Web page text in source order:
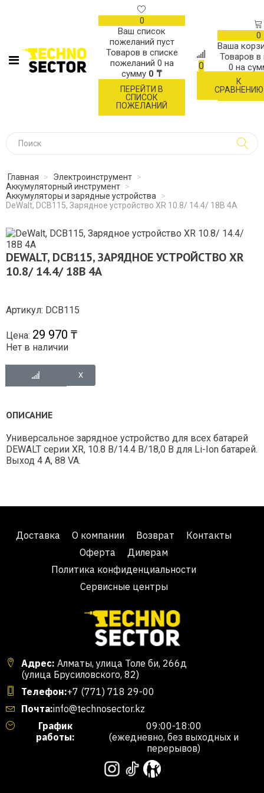
0
Ваш список
пожеланий пуст
Товаров в списке
пожеланий 0 на
сумму 0 ₸
ПЕРЕЙТИ В
СПИСОК
ПОЖЕЛАНИЙ
0
К
СРАВНЕНИЮ
0
Ваша
Товаров в
0 на
Главная > Электроинструмент >
Аккумуляторный инструмент >
Аккумуляторы и зарядные устройства
>
DeWalt, DCB115, Зарядное устройство XR 10.8/ 14.4/ 18В 4А
DEWALT, DCB115, ЗАРЯДНОЕ УСТРОЙСТВО XR
10.8/ 14.4/ 18В 4А
Артикул: DCB115
Цена: 29 970 ₸
Нет в наличии
ОПИСАНИЕ
Универсальное зарядное устройство для всех батарей
DEWALT серии XR, 10.8 В/14.4 В/18,0 В для Li-Ion батарей.
Выход 4 A, 88 VA.
Доставка О компании Возврат
Контакты
Оферта
Дилерам
Политика конфиденциальности
Сервисные центры
Адрес: Алматы, улица Толе би, 266д
(улица Брусиловского, 82)
Телефон:+7 (771) 718 29-00
Почта:info@technosector.kz
График
работы:
09:00-18:00
(ежедневно, без выходных и
перерывов)